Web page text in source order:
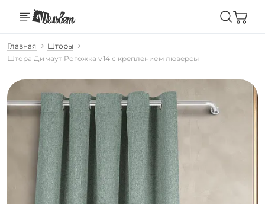
Главная
Шторы
Штора Димаут Рогожка v14 с креплением люверсы